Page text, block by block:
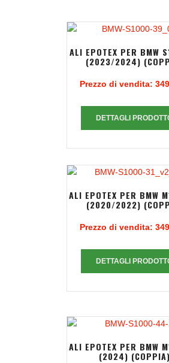
ALI EPOTEX PER BMW
(2023/2024)
Prezzo di vendita:
DETTAGLI
ALI EPOTEX PER BMW
(2020/2022)
Prezzo di vendita:
DETTAGLI
ALI EPOTEX PER BMW
(2024) (COPPIA)